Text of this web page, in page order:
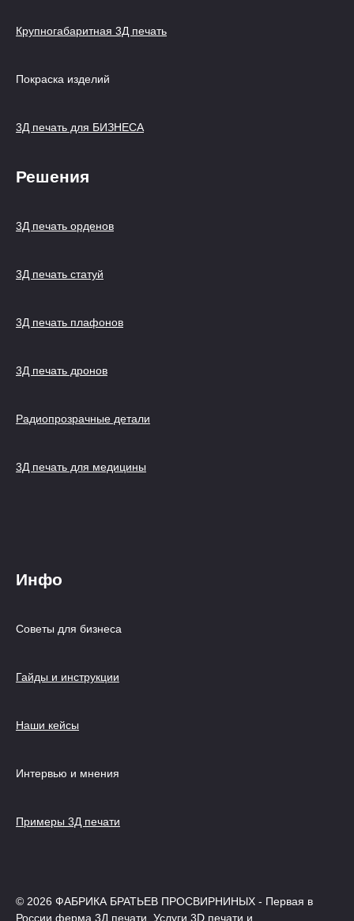
Крупногабаритная 3Д печать
Покраска изделий
3Д печать для БИЗНЕСА
Решения
3Д печать орденов
3Д печать статуй
3Д печать плафонов
3Д печать дронов
Радиопрозрачные детали
3Д печать для медицины
Инфо
Советы для бизнеса
Гайды и инструкции
Наши кейсы
Интервью и мнения
Примеры 3Д печати
© 2026 ФАБРИКА БРАТЬЕВ ПРОСВИРНИНЫХ - Первая в
России ферма 3Д печати, Услуги 3D печати и